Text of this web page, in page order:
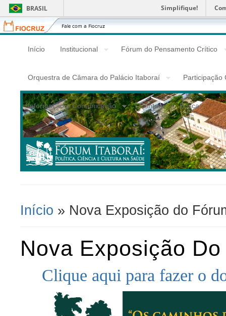
BRASIL Simplifique!
Fiocruz
Fale
com
Fiocruz
Início Institucional Fórum do Pensamento Crítico
Orquestra de Câmara do Palácio Itaboraí Participação
Informação e Comunicação Contato Busca
Você Está Aqui
Início » Nova Exposição do
Nova Exposição
Clique aqui para fazer o